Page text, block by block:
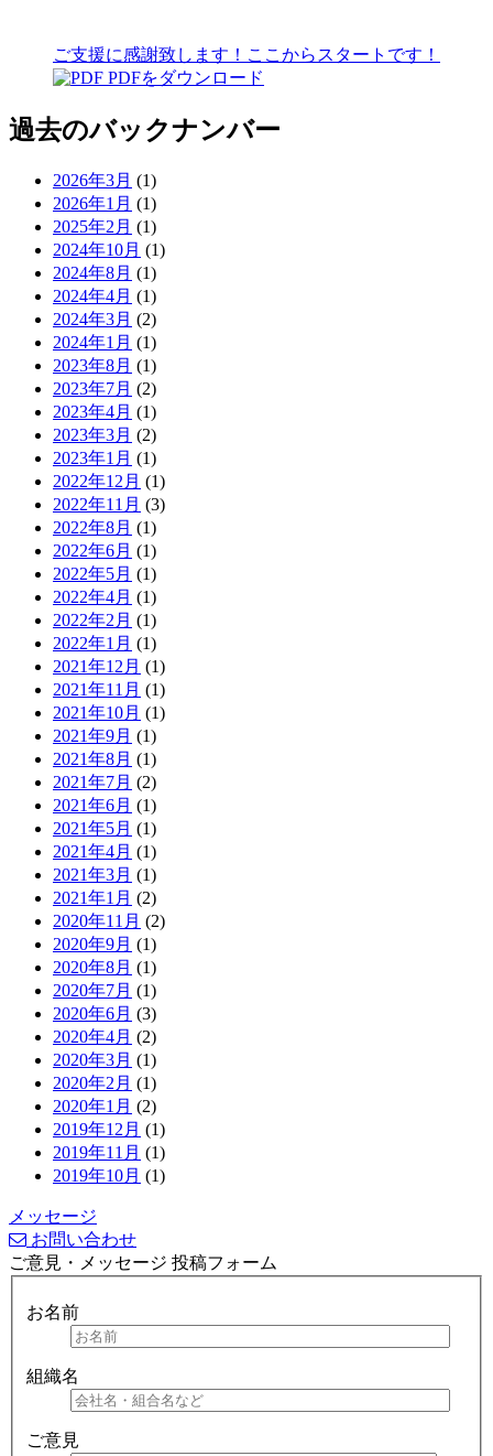
ご支援に感謝致します！ここからスタートです！
PDFをダウンロード
過去のバックナンバー
2026年3月 (1)
2026年1月 (1)
2025年2月 (1)
2024年10月 (1)
2024年8月 (1)
2024年4月 (1)
2024年3月 (2)
2024年1月 (1)
2023年8月 (1)
2023年7月 (2)
2023年4月 (1)
2023年3月 (2)
2023年1月 (1)
2022年12月 (1)
2022年11月 (3)
2022年8月 (1)
2022年6月 (1)
2022年5月 (1)
2022年4月 (1)
2022年2月 (1)
2022年1月 (1)
2021年12月 (1)
2021年11月 (1)
2021年10月 (1)
2021年9月 (1)
2021年8月 (1)
2021年7月 (2)
2021年6月 (1)
2021年5月 (1)
2021年4月 (1)
2021年3月 (1)
2021年1月 (2)
2020年11月 (2)
2020年9月 (1)
2020年8月 (1)
2020年7月 (1)
2020年6月 (3)
2020年4月 (2)
2020年3月 (1)
2020年2月 (1)
2020年1月 (2)
2019年12月 (1)
2019年11月 (1)
2019年10月 (1)
メッセージ
お問い合わせ
ご意見・メッセージ 投稿フォーム
お名前
組織名
ご意見